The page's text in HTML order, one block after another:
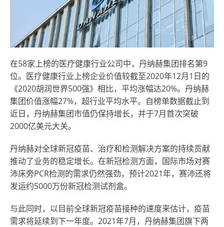
在58家上榜的医疗健康行业公司中，丹纳赫集团排名第9
位。医疗健康行业上榜企业价值较截至2020年12月1日的
《2020胡润世界500强》相比，平均涨幅达20%。丹纳赫
集团价值涨幅27%，超行业平均水平。自榜单数据截止到
近日，丹纳赫集团市值仍保持增长，并于7月首次突破
2000亿美元大关。
丹纳赫对全球新冠疫苗、治疗和检测解决方案的持续贡献
推动了业务的稳定增长。在新冠检测方面，国际市场对赛
沛床旁PCR检测的需求仍然强劲，预计2021年，赛沛还将
发运约5000万份新冠检测试剂盒。
与此同时，以目前全球新冠疫苗接种的速度来估计，疫苗
需求将延续到下一年度。2021年7月，丹纳赫集团旗下两